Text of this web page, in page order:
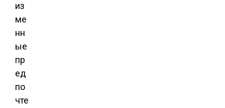
из
ме
нн
ые
пр
ед
по
чте